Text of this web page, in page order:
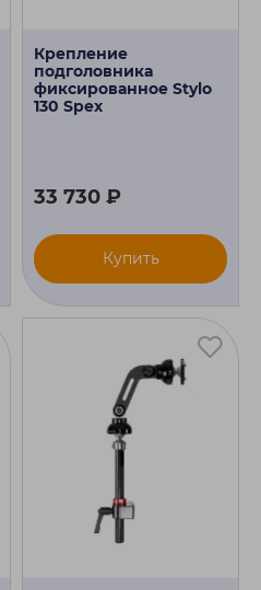
Крепление
подголовника
фиксированное Stylo
130 Spex
33 730 ₽
Купить